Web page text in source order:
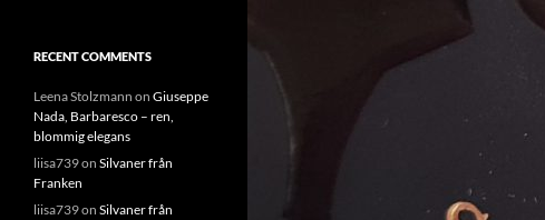
RECENT COMMENTS
Leena Stolzmann on Giuseppe
Nada, Barbaresco – ren,
blommig elegans
liisa739on Silvaner från
Franken
liisa739on Silvaner från